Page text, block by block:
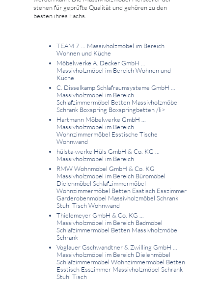
stehen für geprüfte Qualität und gehören zu den
besten ihres Fachs.
TEAM 7 ... Massivholzmöbel im Bereich
Wohnen und Küche
Möbelwerke A. Decker GmbH ...
Massivholzmöbel im Bereich Wohnen und
Küche
C. Disselkamp Schlafraumsysteme GmbH ...
Massivholzmöbel im Bereich
Schlafzimmermöbel Betten Massivholzmöbel
Schrank Boxspring Boxspringbetten /li>
Hartmann Möbelwerke GmbH ...
Massivholzmöbel im Bereich
Wohnzimmermöbel Esstische Tische
Wohnwand
hülsta-werke Hüls GmbH & Co. KG ...
Massivholzmöbel im Bereich
RMW Wohnmöbel GmbH & Co. KG
Massivholzmöbel im Bereich Büromöbel
Dielenmöbel Schlafzimmermöbel
Wohnzimmermöbel Betten Esstisch Esszimmer
Garderobenmöbel Massivholzmöbel Schrank
Stuhl Tisch Wohnwand
Thielemeyer GmbH & Co. KG ...
Massivholzmöbel im Bereich Badmöbel
Schlafzimmermöbel Betten Massivholzmöbel
Schrank
Voglauer Gschwandtner & Zwilling GmbH ...
Massivholzmöbel im Bereich Dielenmöbel
Schlafzimmermöbel Wohnzimmermöbel Betten
Esstisch Esszimmer Massivholzmöbel Schrank
Stuhl Tisch